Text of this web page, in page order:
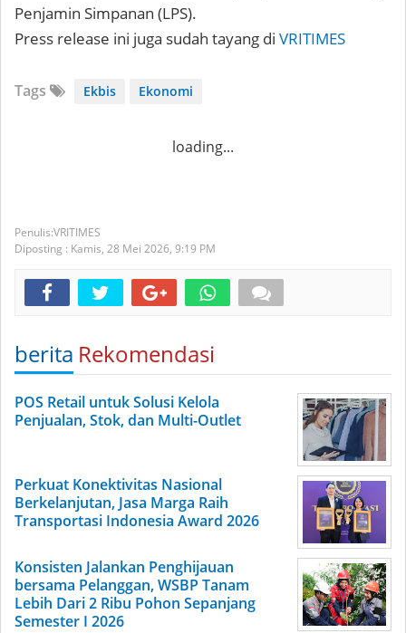
Penjamin Simpanan (LPS).⁣
Press release ini juga sudah tayang di VRITIMES
Tags Ekbis Ekonomi
loading...
VRITIMES
Diposting : Kamis, 28 Mei 2026, 9:19 PM
berita Rekomendasi
POS Retail untuk Solusi Kelola
Penjualan, Stok, dan Multi-Outlet
Perkuat Konektivitas Nasional
Berkelanjutan, Jasa Marga Raih
Transportasi Indonesia Award 2026
Konsisten Jalankan Penghijauan
bersama Pelanggan, WSBP Tanam
Lebih Dari 2 Ribu Pohon Sepanjang
Semester I 2026